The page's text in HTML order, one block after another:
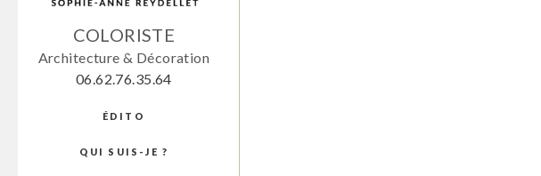
COLORISTE
Architecture & Décoration
06.62.76.35.64
ÉDITO
QUI SUIS-JE ?